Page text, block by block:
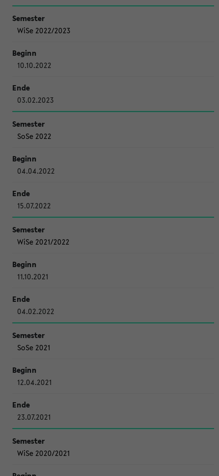
WiSe 2022/2023
10.10.2022
03.02.2023
SoSe 2022
04.04.2022
15.07.2022
WiSe 2021/2022
11.10.2021
04.02.2022
SoSe 2021
12.04.2021
23.07.2021
WiSe 2020/2021